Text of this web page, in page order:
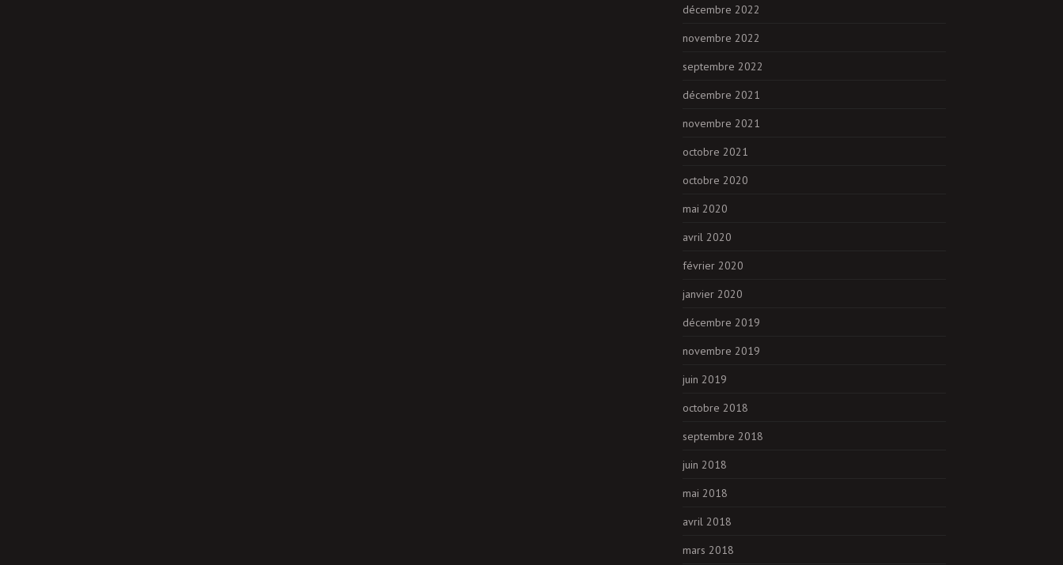
décembre 2022
novembre 2022
septembre 2022
décembre 2021
novembre 2021
octobre 2021
octobre 2020
mai 2020
avril 2020
février 2020
janvier 2020
décembre 2019
novembre 2019
juin 2019
octobre 2018
septembre 2018
juin 2018
mai 2018
avril 2018
mars 2018